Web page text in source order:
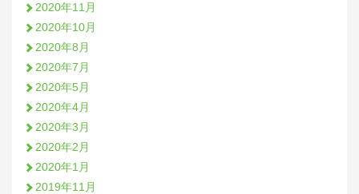
2020年11月
2020年10月
2020年8月
2020年7月
2020年5月
2020年4月
2020年3月
2020年2月
2020年1月
2019年11月